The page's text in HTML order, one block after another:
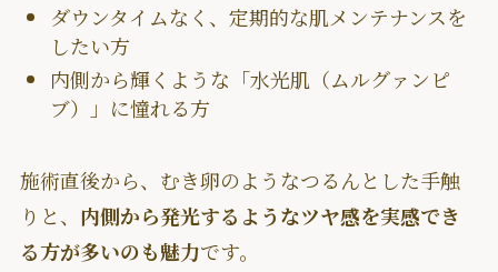
ダウンタイムなく、定期的な肌メンテナンスを
したい方
内側から輝くような「水光肌（ムルグァンピ
ブ）」に憧れる方
施術直後から、むき卵のようなつるんとした手触
りと、 内側から発光するようなツヤ感を実感でき
る方が多いのも魅力です。